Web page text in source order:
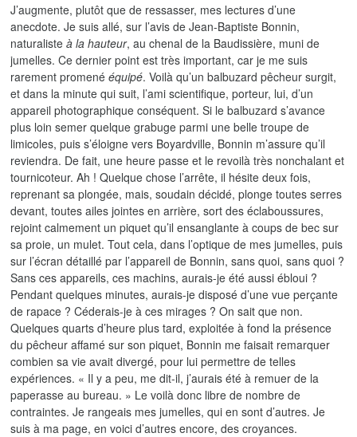
J’augmente, plutôt que de ressasser, mes lectures d’une
anecdote. Je suis allé, sur l’avis de Jean-Baptiste Bonnin,
naturalisteà la hauteur, au chenal de la Baudissière, muni de
jumelles. Ce dernier point est très important, car je me suis
rarement promenééquipé. Voilà qu’un balbuzard pêcheur surgit,
et dans la minute qui suit, l’ami scientifique, porteur, lui, d’un
appareil photographique conséquent. Si le balbuzard s’avance
plus loin semer quelque grabuge parmi une belle troupe de
limicoles, puis s’éloigne vers Boyardville, Bonnin m’assure qu’il
reviendra. De fait, une heure passe et le revoilà très nonchalant et
tournicoteur. Ah ! Quelque chose l’arrête, il hésite deux fois,
reprenant sa plongée, mais, soudain décidé, plonge toutes serres
devant, toutes ailes jointes en arrière, sort des éclaboussures,
rejoint calmement un piquet qu’il ensanglante à coups de bec sur
sa proie, un mulet. Tout cela, dans l’optique de mes jumelles, puis
sur l’écran détaillé par l’appareil de Bonnin, sans quoi, sans quoi ?
Sans ces appareils, ces machins, aurais-je été aussi ébloui ?
Pendant quelques minutes, aurais-je disposé d’une vue perçante
de rapace ? Céderais-je à ces mirages ? On sait que non.
Quelques quarts d’heure plus tard, exploitée à fond la présence
du pêcheur affamé sur son piquet, Bonnin me faisait remarquer
combien sa vie avait divergé, pour lui permettre de telles
expériences. « Il y a peu, me dit-il, j’aurais été à remuer de la
paperasse au bureau. » Le voilà donc libre de nombre de
contraintes. Je rangeais mes jumelles, qui en sont d’autres. Je
suis à ma page, en voici d’autres encore, des croyances.